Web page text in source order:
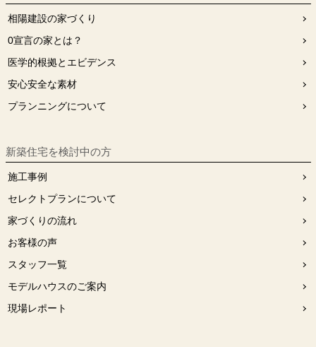
相陽建設の家づくり
0宣⾔の家とは？
医学的根拠とエビデンス
安⼼安全な素材
プランニングについて
新築住宅を検討中の方
施工事例
セレクトプランについて
家づくりの流れ
お客様の声
スタッフ⼀覧
モデルハウスのご案内
現場レポート